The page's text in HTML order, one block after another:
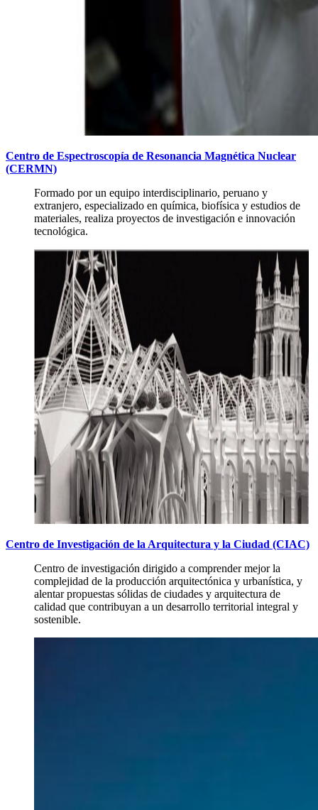
Centro de Espectroscopía de Resonancia Magnética Nuclear
(CERMN)
Formado por un equipo interdisciplinario, peruano y
extranjero, especializado en química, biofísica y estudios de
materiales, realiza proyectos de investigación e innovación
tecnológica.
Centro de Investigación de la Arquitectura y la Ciudad (CIAC)
Centro de investigación dirigido a comprender mejor la
complejidad de la producción arquitectónica y urbanística, y
alentar propuestas sólidas de ciudades y arquitectura de
calidad que contribuyan a un desarrollo territorial integral y
sostenible.